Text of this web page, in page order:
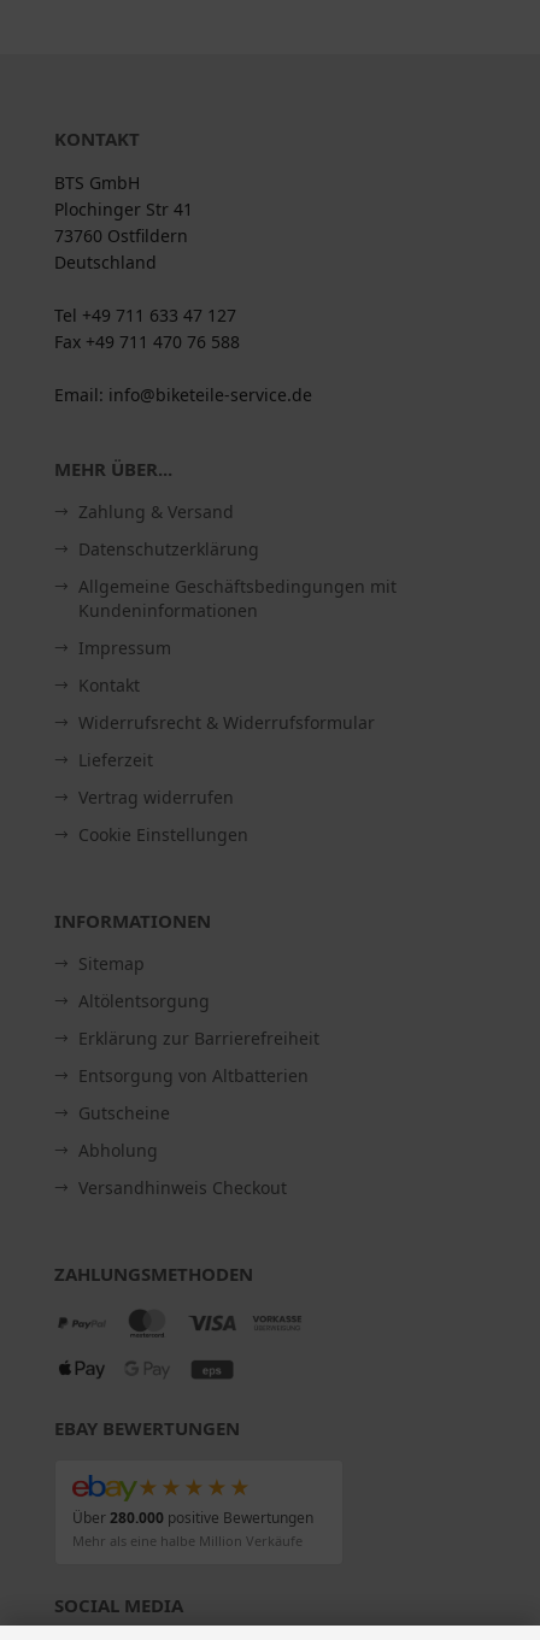
KONTAKT
BTS GmbH
Plochinger Str 41
73760 Ostfildern
Deutschland
Tel +49 711 633 47 127
Fax +49 711 470 76 588
Email: info@biketeile-service.de
MEHR ÜBER...
Zahlung & Versand
Datenschutzerklärung
Allgemeine Geschäftsbedingungen mit
Kundeninformationen
Impressum
Kontakt
Widerrufsrecht & Widerrufsformular
Lieferzeit
Vertrag widerrufen
Cookie Einstellungen
INFORMATIONEN
Sitemap
Altölentsorgung
Erklärung zur Barrierefreiheit
Entsorgung von Altbatterien
Gutscheine
Abholung
Versandhinweis Checkout
ZAHLUNGSMETHODEN
EBAY BEWERTUNGEN
★★★★★
Über280.000positive Bewertungen
Mehr als eine halbe Million Verkäufe
SOCIAL MEDIA